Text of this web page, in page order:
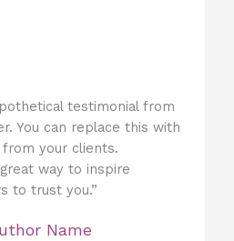
testimonial from
You can replace this with
your clients.
way to inspire
to trust you.”
Name